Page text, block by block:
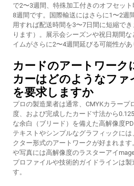
で2〜3週間、特殊加工付きのオフセッ
8週間です。国際輸送にはさらに1〜2週
用すれば配送時間を3〜7日間に短縮で
ります）。展示会シーズンや祝日期間
イムがさらに2〜4週間延びる可能性があ
カードのアートワーク
カーはどのようなファ
を要求しますか
プロの製造業者は通常、CMYKカラープ
度、および完成したカード寸法から
な余白（ブリード）を備えた高解像度
テキストやシンプルなグラフィックに
クター形式のアートワークが好まれま
や写真には高解像度のラスターアイ
プロファイルや技術的ガイドラインは
す。